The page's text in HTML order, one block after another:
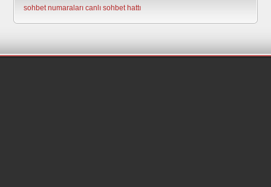
sohbet numaraları canlı sohbet hattı